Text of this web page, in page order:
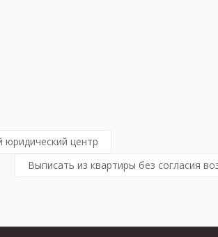
юридический центр
Выписать из квартиры без согласия